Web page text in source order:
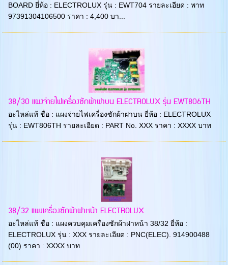
BOARD ยี่ห้อ : ELECTROLUX รุ่น : EWT704 รายละเอียด : พาท
97391304106500 ราคา : 4,400 บา...
38/30 แผงจ่ายไฟเครื่องซักผ้าฝาบน ELECTROLUX รุ่น EWT806TH
อะไหล่แท้ ชื่อ : แผงจ่ายไฟเครื่องซักผ้าฝาบน ยี่ห้อ : ELECTROLUX
รุ่น : EWT806TH รายละเอียด : PART No. XXX ราคา : XXXX บาท
38/32 แผงเครื่องซักผ้าฝาหน้า ELECTROLUX
อะไหล่แท้ ชื่อ : แผงควบคุมเครื่องซักผ้าฝาหน้า 38/32 ยี่ห้อ :
ELECTROLUX รุ่น : XXX รายละเอียด : PNC(ELEC). 914900488
(00) ราคา : XXXX บาท